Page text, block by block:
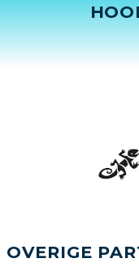
OVERIGE